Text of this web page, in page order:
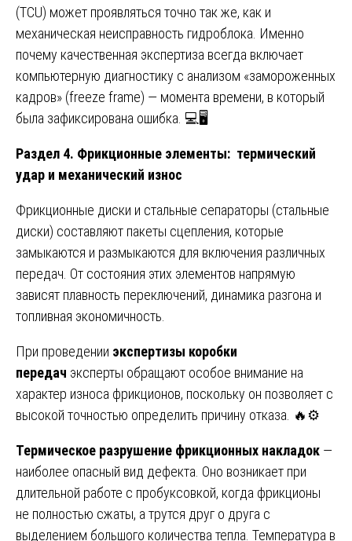
(TCU) может проявляться точно так же, как и
механическая неисправность гидроблока. Именно
почему качественная экспертиза всегда включает
компьютерную диагностику с анализом «замороженных
кадров» (freeze frame) — момента времени, в который
была зафиксирована ошибка. 💻🖥️
Раздел 4. Фрикционные элементы: термический
удар и механический износ
Фрикционные диски и стальные сепараторы (стальные
диски) составляют пакеты сцепления, которые
замыкаются и размыкаются для включения различных
передач. От состояния этих элементов напрямую
зависят плавность переключений, динамика разгона и
топливная экономичность.
При проведении экспертизы коробки
передач эксперты обращают особое внимание на
характер износа фрикционов, поскольку он позволяет с
высокой точностью определить причину отказа. 🔥⚙️
Термическое разрушение фрикционных накладок —
наиболее опасный вид дефекта. Оно возникает при
длительной работе с пробуксовкой, когда фрикционы
не полностью сжаты, а трутся друг о друга с
выделением большого количества тепла. Температура в